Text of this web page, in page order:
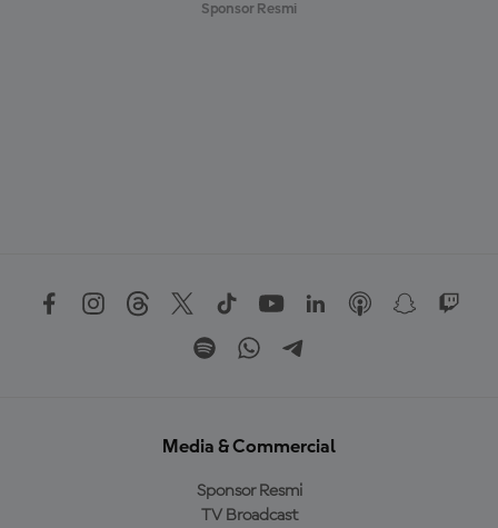
Sponsor Resmi
Media & Commercial
Sponsor Resmi
TV Broadcast